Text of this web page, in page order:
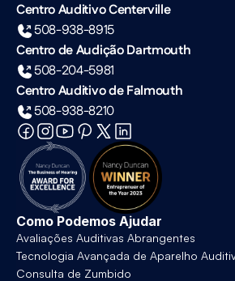
Centro Auditivo Centerville
508-938-8915
Centro de Audição Dartmouth
508-204-5981
Centro Auditivo de Falmouth
508-938-8210
Como Podemos Ajudar
Avaliações Auditivas Abrangentes
Tecnologia Avançada de Aparelho
Consulta de Zumbido